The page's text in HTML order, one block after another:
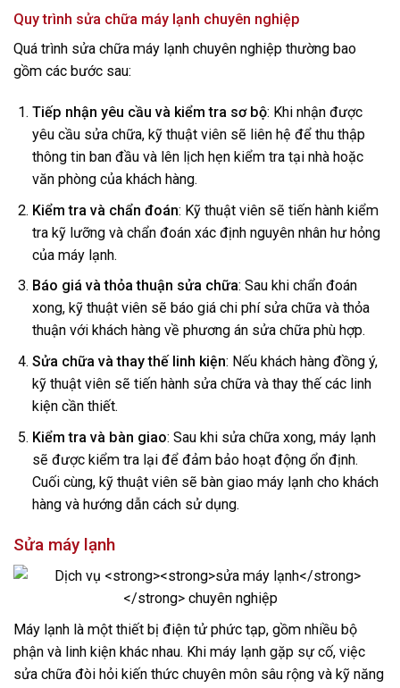
Quy trình sửa chữa máy lạnh chuyên nghiệp
Quá trình sửa chữa máy lạnh chuyên nghiệp thường bao
gồm các bước sau:
Tiếp nhận yêu cầu và kiểm tra sơ bộ: Khi nhận được
yêu cầu sửa chữa, kỹ thuật viên sẽ liên hệ để thu thập
thông tin ban đầu và lên lịch hẹn kiểm tra tại nhà hoặc
văn phòng của khách hàng.
Kiểm tra và chẩn đoán: Kỹ thuật viên sẽ tiến hành kiểm
tra kỹ lưỡng và chẩn đoán xác định nguyên nhân hư hỏng
của máy lạnh.
Báo giá và thỏa thuận sửa chữa: Sau khi chẩn đoán
xong, kỹ thuật viên sẽ báo giá chi phí sửa chữa và thỏa
thuận với khách hàng về phương án sửa chữa phù hợp.
Sửa chữa và thay thế linh kiện: Nếu khách hàng đồng ý,
kỹ thuật viên sẽ tiến hành sửa chữa và thay thế các linh
kiện cần thiết.
Kiểm tra và bàn giao: Sau khi sửa chữa xong, máy lạnh
sẽ được kiểm tra lại để đảm bảo hoạt động ổn định.
Cuối cùng, kỹ thuật viên sẽ bàn giao máy lạnh cho khách
hàng và hướng dẫn cách sử dụng.
Sửa máy lạnh
Máy lạnh là một thiết bị điện tử phức tạp, gồm nhiều bộ
phận và linh kiện khác nhau. Khi máy lạnh gặp sự cố, việc
sửa chữa đòi hỏi kiến thức chuyên môn sâu rộng và kỹ năng